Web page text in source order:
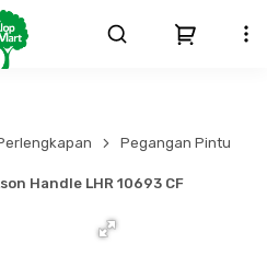
& Kimia
Pegangan Pintu
Handle LHR 10693 CF